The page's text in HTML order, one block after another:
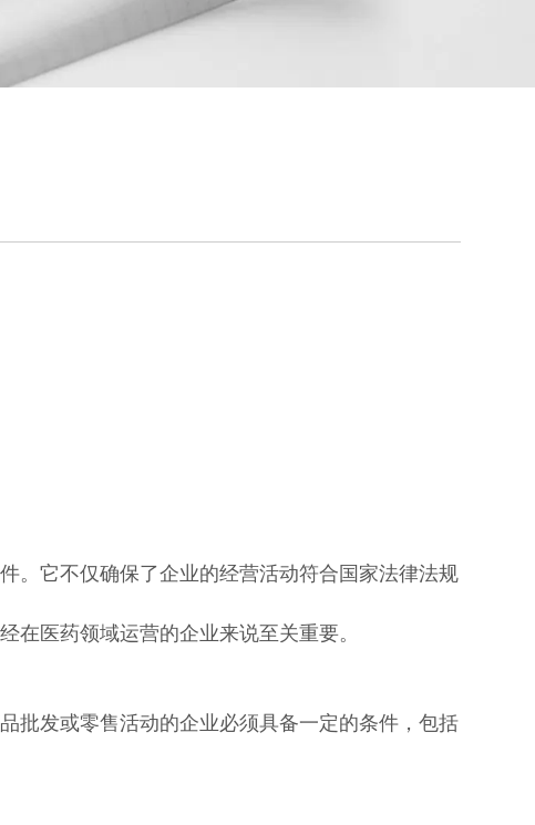
。它不仅确保了企业的经营活动符合国家法律法规
在医药领域运营的企业来说至关重要。
批发或零售活动的企业必须具备一定的条件，包括